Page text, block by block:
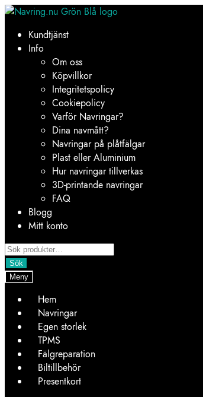
Hoppa
navigering
Hoppa
innehållKundtjänst
Info
Om oss
Köpvillkor
Integritetspolicy
Cookiepolicy
Varför Navringar?
Dina navmått?
Navringar på plåtfälgar
Plast eller Aluminium
Hur navringar tillverkas
3D-printande navringar
FAQ
Blogg
Mitt konto
Products
search
Sök
Meny
Hem
Navringar
Egen storlek
TPMS
Fälgreparation
Biltillbehör
Presentkort